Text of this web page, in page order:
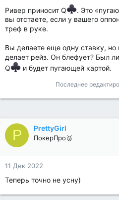
Ривер приносит Q
. Это
вы отстаете, если у вашего
треф в руке.
Вы делаете еще одну ставку, но
делает рейз. Он блефует? Был
Q
и будет пугающей картой.
Последнее
P PrettyGirl
ПокерПро🥉
11 Дек 2022
Теперь точно не усну)